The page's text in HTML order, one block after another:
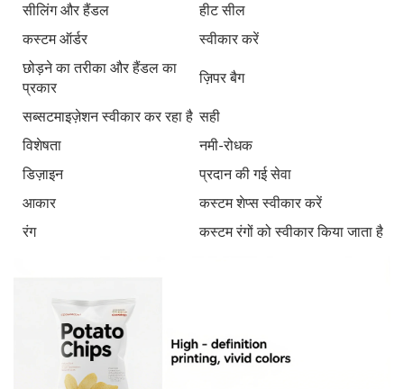
सीलिंग और हैंडल
हीट सील
कस्टम ऑर्डर
स्वीकार करें
छोड़ने का तरीका और हैंडल का
प्रकार
ज़िपर बैग
सब्सटमाइज़ेशन स्वीकार कर रहा है सही
विशेषता
नमी-रोधक
डिज़ाइन
प्रदान की गई सेवा
आकार
कस्टम शेप्स स्वीकार करें
रंग
कस्टम रंगों को स्वीकार किया जाता है